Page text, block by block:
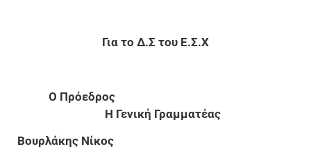
Για το Δ.Σ του Ε.Σ.Χ
Ο Πρόεδρος
Η Γενική Γραμματέας
Βουρλάκης Νίκος